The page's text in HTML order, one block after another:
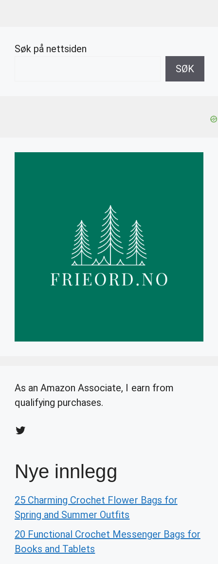
Søk på nettsiden
SØK
As an Amazon Associate, I earn from
qualifying purchases.
Twitter
Nye innlegg
25 Charming Crochet Flower Bags for
Spring and Summer Outfits
20 Functional Crochet Messenger Bags for
Books and Tablets